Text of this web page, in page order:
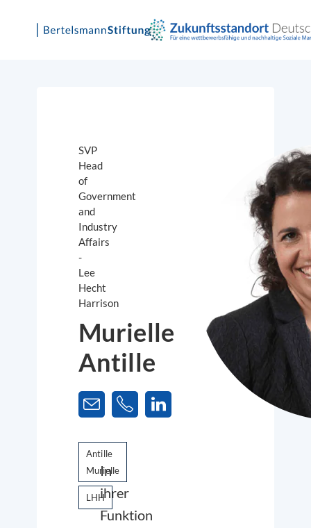
SVP
Head
of
Government
and
Industry
Affairs
-
Lee
Hecht
Harrison
Murielle
Antille
Antille
Murielle
LHH
In
ihrer
Funktion